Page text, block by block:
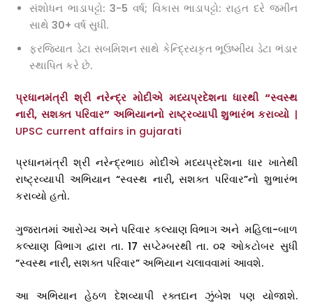
સંશોધન ભાડાપટ્ટો: 3-5 વર્ષ; વિકાસ ભાડાપટ્ટો: રાહત દરે જમીન
સાથે 30+ વર્ષ સુધી.
ફરજિયાત ડેટા સબમિશન સાથે કેન્દ્રિયકૃત ભૂઉષ્મીય ડેટા ભંડાર
સ્થાપિત કરે છે.
પ્રધાનમંત્રી શ્રી નરેન્દ્ર મોદીએ મધ્યપ્રદેશના ધારથી “સ્વસ્થ
નારી, સશક્ત પરિવાર” અભિયાનનો રાષ્ટ્રવ્યાપી શુભારંભ કરાવ્યો |
UPSC current affairs in gujarati
પ્રધાનમંત્રી શ્રી નરેન્દ્રભાઇ મોદીએ મધ્યપ્રદેશના ધાર ખાતેથી
રાષ્ટ્રવ્યાપી અભિયાન “સ્વસ્થ નારી, સશક્ત પરિવાર”નો શુભારંભ
કરાવ્યો હતો.
ગુજરાતમાં આરોગ્ય અને પરિવાર કલ્યાણ વિભાગ અને મહિલા-બાળ
કલ્યાણ વિભાગ દ્વારા તા. 17 સપ્ટેમ્બરથી તા. ૦૨ ઓકટોબર સુધી
“સ્વસ્થ નારી, સશક્ત પરિવાર” અભિયાન ચલાવવામાં આવશે.
આ અભિયાન હેઠળ દેશવ્યાપી રક્તદાન ઝુંબેશ પણ યોજાશે.